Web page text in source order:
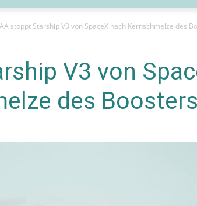
stoppt Starship V3 von SpaceX nach Kernschmelze des
V3 von
des Boosters